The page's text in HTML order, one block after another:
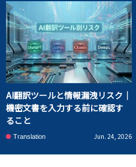
AI翻訳ツールと情報漏洩リスク｜
機密文書を入力する前に確認す
ること
Translation Jun. 24, 2026